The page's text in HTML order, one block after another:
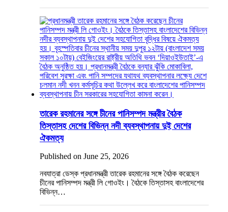
তারেক রহমানের সঙ্গে চীনের পানিসম্পদ মন্ত্রীর বৈঠক
তিস্তাসহ দেশের বিভিন্ন নদী ব্যবস্থাপনায় দুই দেশের
ঐকমত্য
Published on June 25, 2026
নবযাত্রা ডেস্ক প্রধানমন্ত্রী তারেক রহমানের সঙ্গে বৈঠক করেছেন
চীনের পানিসম্পদ মন্ত্রী লি গোওইং। বৈঠকে তিস্তাসহ বাংলাদেশের
বিভিন্ন…